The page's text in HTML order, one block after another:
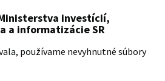
investícií,
a informatizácie SR
používame nevyhnutné súbory